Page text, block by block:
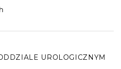
UROLOGICZNYM